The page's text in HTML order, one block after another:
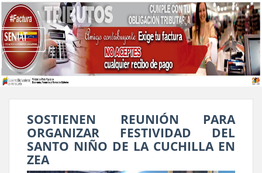
SOSTIENEN REUNIÓN PARA
ORGANIZAR FESTIVIDAD DEL
SANTO NIÑO DE LA CUCHILLA EN
ZEA